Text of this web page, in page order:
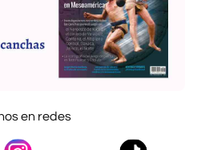
en redes